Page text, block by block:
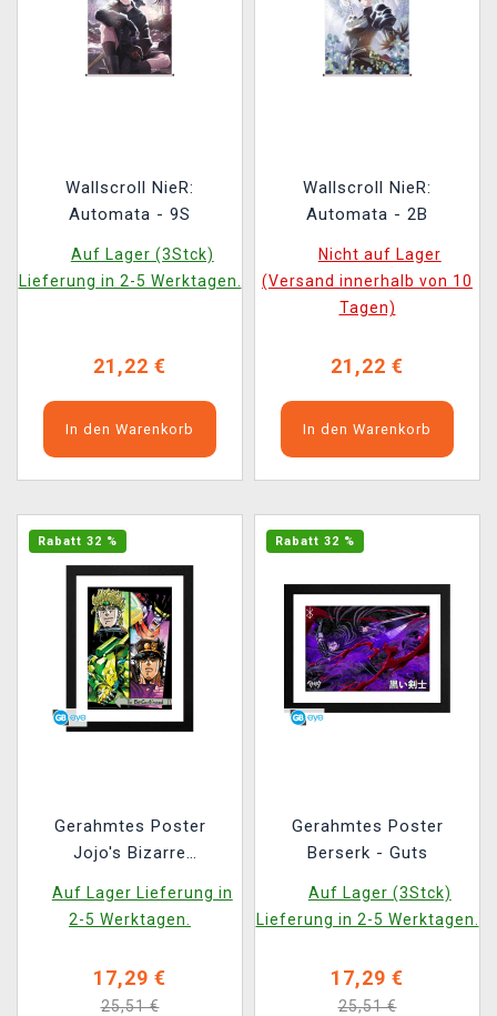
Wallscroll NieR:
Automata - 9S
Auf Lager (3Stck)
Lieferung in 2-5 Werktagen.
21,22 €
In den Warenkorb
Wallscroll NieR:
Automata - 2B
Nicht auf Lager
(Versand innerhalb von 10
Tagen)
21,22 €
In den Warenkorb
Rabatt 32 %
Gerahmtes Poster
Jojo's Bizarre
Jotaro
Auf Lager Lieferung in
2-5 Werktagen.
17,29 €
25,51 €
Rabatt 32 %
Gerahmtes Poster
Berserk - Guts
Auf Lager (3Stck)
Lieferung in 2-5 Werktagen.
17,29 €
25,51 €